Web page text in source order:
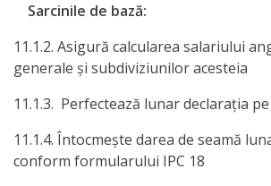
Anticorupție
Știri
și
Evenimente
Sarcinile de bază:
11.1.2. Asigură calcularea salariului
generale şi subdiviziunilor acesteia
11.1.3. Perfectează lunar declaraţia
11.1.4. Întocmeşte darea de seamă
conform formularului IPC 18